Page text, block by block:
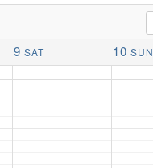
9 SAT 10 SUN